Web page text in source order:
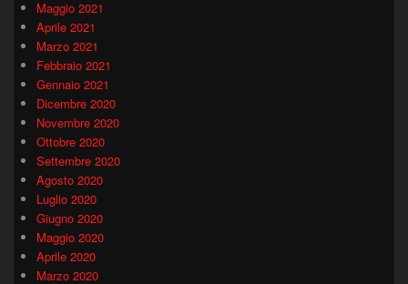
Maggio 2021
Aprile 2021
Marzo 2021
Febbraio 2021
Gennaio 2021
Dicembre 2020
Novembre 2020
Ottobre 2020
Settembre 2020
Agosto 2020
Luglio 2020
Giugno 2020
Maggio 2020
Aprile 2020
Marzo 2020